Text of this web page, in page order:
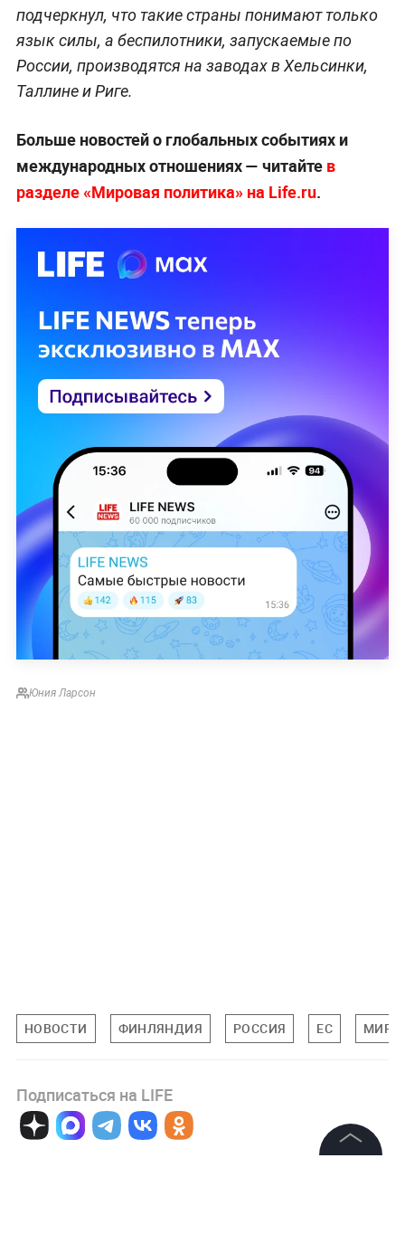
подчеркнул, что такие страны понимают только
язык силы, а беспилотники, запускаемые по
России, производятся на заводах в Хельсинки,
Таллине и Риге.
Больше новостей о глобальных событиях и
международных отношениях — читайте в
разделе «Мировая политика» на Life.ru.
Юния Ларсон
НОВОСТИ ФИНЛЯНДИЯ РОССИЯ ЕС
Подписаться на LIFE